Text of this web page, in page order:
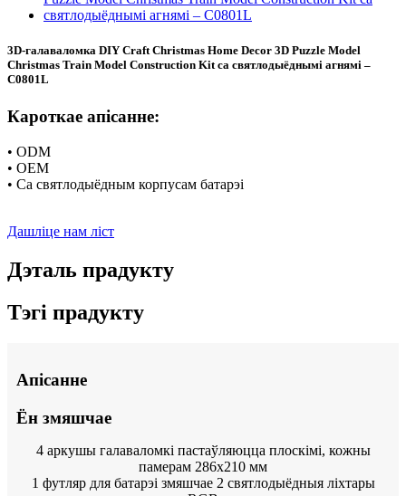
3D-галаваломка DIY Craft Christmas Home Decor 3D Puzzle Model
Christmas Train Model Construction Kit са святлодыёднымі агнямі –
C0801L
Кароткае апісанне:
• ODM
• OEM
• Са святлодыёдным корпусам батарэі
Дашліце нам ліст
Дэталь прадукту
Тэгі прадукту
Апісанне
Ён змяшчае
4 аркушы галаваломкі пастаўляюцца плоскімі, кожны
памерам 286x210 мм
1 футляр для батарэі змяшчае 2 святлодыёдныя ліхтары